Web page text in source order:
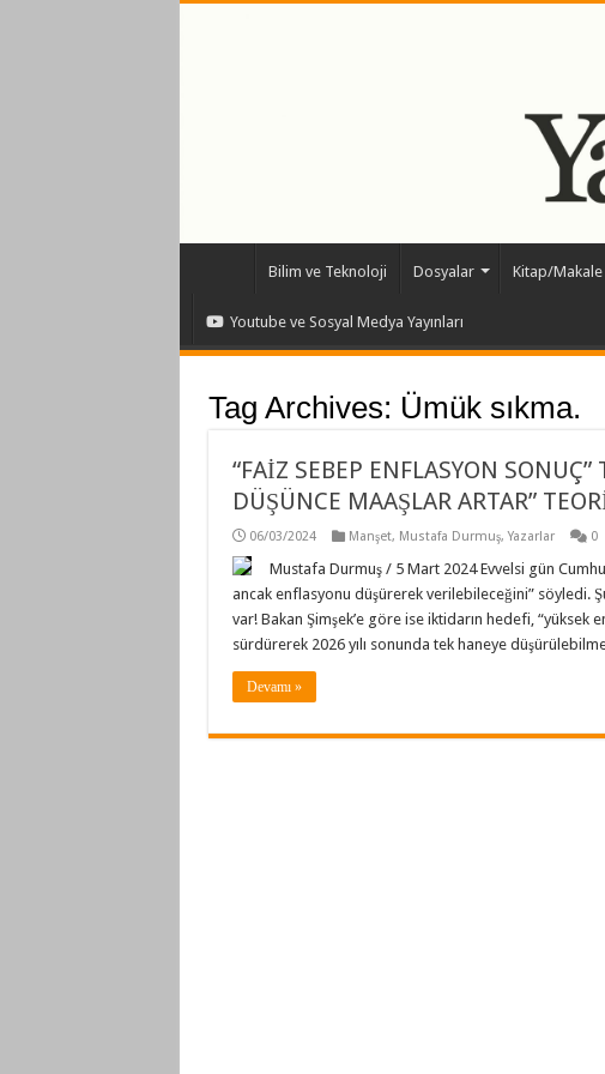
Bilim ve Teknoloji Dosyalar Kitap/Makale
Youtube ve Sosyal Medya Yayınları
Tag Archives: Ümük sıkma.
“FAİZ SEBEP ENFLASYON
DÜŞÜNCE MAAŞLAR ARTAR”
06/03/2024 Manşet, Mustafa Durmuş,Yazarlar 0
Mustafa Durmuş / 5 Mart 2024 Evvelsi gün
ancak enflasyonu düşürerek verilebileceğini” söyledi.
var! Bakan Şimşek’e göre ise iktidarın hedefi, “yüksek
sürdürerek 2026 yılı sonunda tek haneye
Devamı »